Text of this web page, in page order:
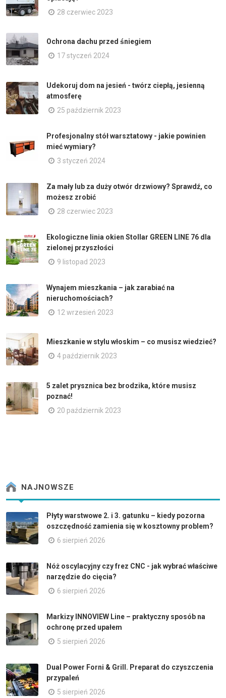
28 czerwiec 2023
Ochrona dachu przed śniegiem
17 styczeń 2024
Udekoruj dom na jesień - twórz ciepłą, jesienną
atmosferę
25 październik 2023
Profesjonalny stół warsztatowy - jakie powinien
mieć wymiary?
3 styczeń 2024
Za mały lub za duży otwór drzwiowy? Sprawdź, co
możesz zrobić
28 czerwiec 2023
Ekologiczne linia okien Stollar GREEN LINE 76 dla
zielonej przyszłości
9 listopad 2023
Wynajem mieszkania – jak zarabiać na
nieruchomościach?
12 wrzesień 2023
Mieszkanie w stylu włoskim – co musisz wiedzieć?
4 październik 2023
5 zalet prysznica bez brodzika, które musisz
poznać!
20 październik 2023
NAJNOWSZE
Płyty warstwowe 2. i 3. gatunku – kiedy pozorna
oszczędność zamienia się w kosztowny problem?
6 sierpień 2026
Nóż oscylacyjny czy frez CNC - jak wybrać właściwe
narzędzie do cięcia?
6 sierpień 2026
Markizy INNOVIEW Line – praktyczny sposób na
ochronę przed upałem
5 sierpień 2026
Dual Power Forni & Grill. Preparat do czyszczenia
przypaleń
5 sierpień 2026